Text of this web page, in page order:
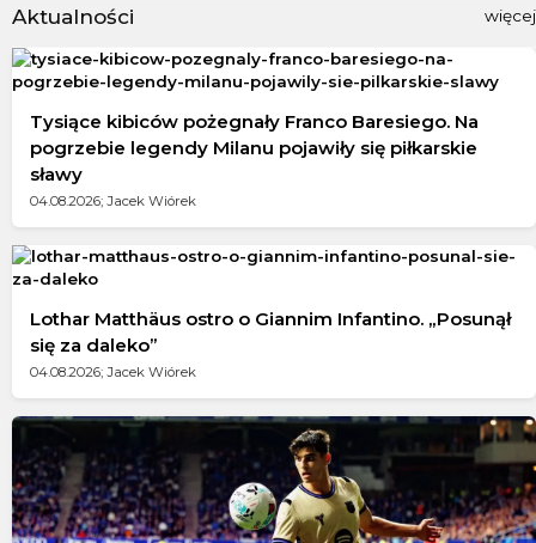
Aktualności więcej
Tysiące kibiców pożegnały Franco Baresiego. Na
pogrzebie legendy Milanu pojawiły się piłkarskie
sławy
04.08.2026; Jacek Wiórek
Lothar Matthäus ostro o Giannim Infantino. „Posunął
się za daleko”
04.08.2026; Jacek Wiórek